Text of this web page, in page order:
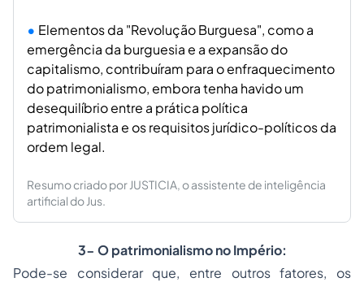
Elementos da "Revolução Burguesa", como a
emergência da burguesia e a expansão do
capitalismo, contribuíram para o enfraquecimento
do patrimonialismo, embora tenha havido um
desequilíbrio entre a prática política
patrimonialista e os requisitos jurídico-políticos da
ordem legal.
Resumo criado por JUSTICIA, o assistente de inteligência
artificial do Jus.
3- O patrimonialismo no Império:
Pode-se considerar que, entre outros fatores, os